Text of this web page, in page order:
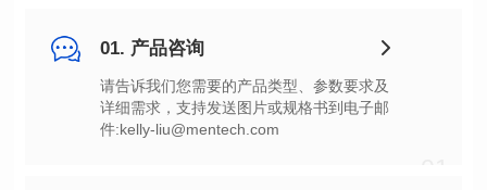
01. 产品咨询
件:kelly-liu@mentech.com